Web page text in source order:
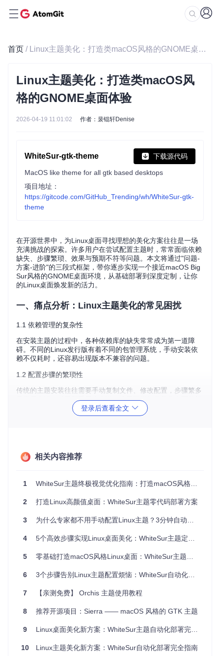
首页 / Linux主题美化：打造类macOS风格的GNOME桌面体验
Linux主题美化：打造类macOS风
格的GNOME桌面体验
2026-04-19 11:01:02 作者：裴锟轩Denise
WhiteSur-gtk-theme 下载源代码
MacOS like theme for all gtk based desktops
项目地址：
https://gitcode.com/GitHub_Trending/wh/WhiteSur-gtk-
theme
在开源世界中，为Linux桌面寻找理想的美化方案往往是一场
充满挑战的探索。许多用户在尝试配置主题时，常常面临依赖
缺失、步骤繁琐、效果与预期不符等问题。本文将通过"问题-
方案-进阶"的三段式框架，带你逐步实现一个接近macOS Big
Sur风格的GNOME桌面环境，从基础部署到深度定制，让你
的Linux桌面焕发新的活力。
一、痛点分析：Linux主题美化的常见困扰
1.1 依赖管理的复杂性
在安装主题的过程中，各种依赖库的缺失常常成为第一道障
碍。不同的Linux发行版有着不同的包管理系统，手动安装依
赖不仅耗时，还容易出现版本不兼容的问题。
1.2 配置步骤的繁琐性
传统的主题安装往往需要手动复制文件、修改配置，步骤繁多
且容易出错。对于新手用户来说，这无疑增加了美化桌面的门
2.1 环境预检：确保系统就绪
在开始安装主题之前，我们需要先确保系统已经安装了必要的
# 更新系统依赖库
管理器。完成后，可以通过以下命令验证是否安装成功：
执行以下命令：
登录后查看全文
相关内容推荐
1 WhiteSur主题终极视觉优化指南：打造macOS风格Linux桌面
2 打造Linux高颜值桌面：WhiteSur主题零代码部署方案
3 为什么专家都不用手动配置Linux主题？3分钟自动化部署WhiteSur主题教程
4 5个高效步骤实现Linux桌面美化：WhiteSur主题定制指南
5 零基础打造macOS风格Linux桌面：WhiteSur主题一站式部署指南
6 3个步骤告别Linux主题配置烦恼：WhiteSur自动化部署指南
7 【亲测免费】 Orchis 主题使用教程
8 推荐开源项目：Sierra —— macOS 风格的 GTK 主题
9 Linux桌面美化新方案：WhiteSur主题自动化部署完全指南
10 Linux主题美化新方案：WhiteSur自动化部署完全指南